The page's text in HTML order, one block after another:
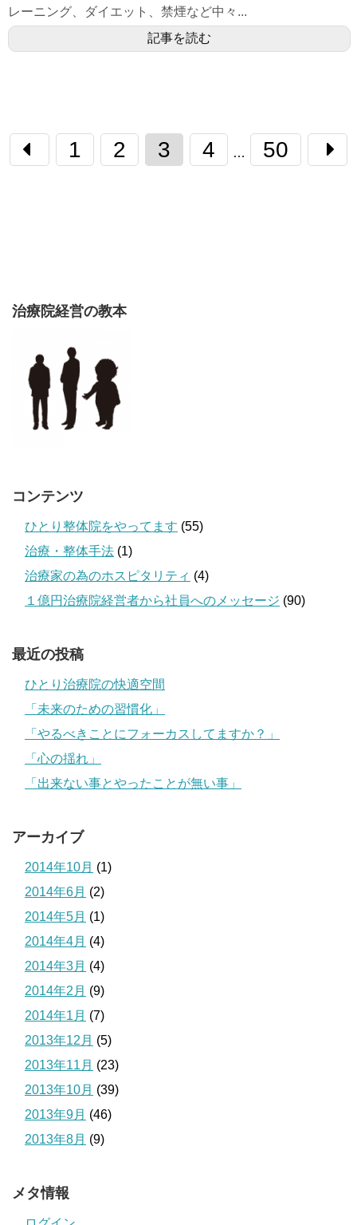
レーニング、ダイエット、禁煙など中々...
記事を読む
1 2 3 4 … 50
治療院経営の教本
コンテンツ
ひとり整体院をやってます (55)
治療・整体手法 (1)
治療家の為のホスピタリティ (4)
１億円治療院経営者から社員へのメッセージ (90)
最近の投稿
ひとり治療院の快適空間
「未来のための習慣化」
「やるべきことにフォーカスしてますか？」
「心の揺れ」
「出来ない事とやったことが無い事」
アーカイブ
2014年10月 (1)
2014年6月 (2)
2014年5月 (1)
2014年4月 (4)
2014年3月 (4)
2014年2月 (9)
2014年1月 (7)
2013年12月 (5)
2013年11月 (23)
2013年10月 (39)
2013年9月 (46)
2013年8月 (9)
メタ情報